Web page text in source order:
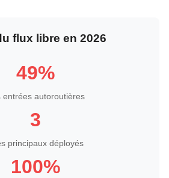
flux libre en 2026
49%
entrées autoroutières
3
principaux déployés
100%